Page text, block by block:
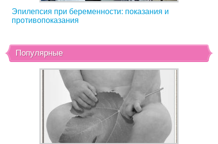
Эпилепсия при беременности: показания и
противопоказания
Популярные